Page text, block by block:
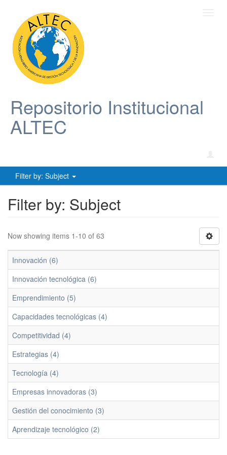
Repositorio Institucional
ALTEC
Filter by: Subject
Filter by: Subject
Now showing items 1-10 of 63
Innovación (6)
Innovación tecnológica (6)
Emprendimiento (5)
Capacidades tecnológicas (4)
Competitividad (4)
Estrategias (4)
Tecnología (4)
Empresas innovadoras (3)
Gestión del conocimiento (3)
Aprendizaje tecnológico (2)